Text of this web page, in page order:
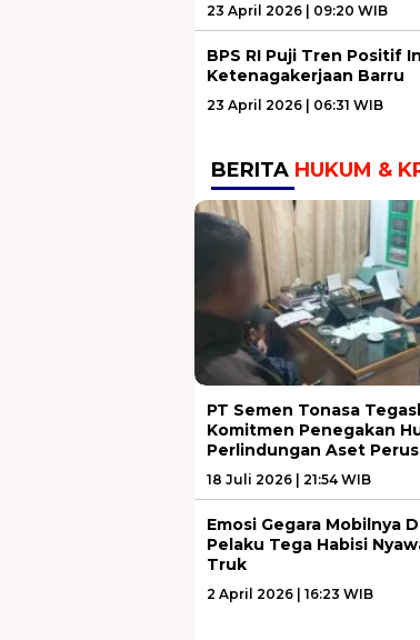
23 April 2026 | 09:20 WIB
BPS RI Puji Tren Positif
Ketenagakerjaan Barru
23 April 2026 | 06:31 WIB
BERITA HUKUM &
PT Semen Tonasa
Komitmen Penegakan
Perlindungan Aset
18 Juli 2026 | 21:54 WIB
Emosi Gegara Mobilnya
Pelaku Tega Habisi
Truk
2 April 2026 | 16:23 WIB